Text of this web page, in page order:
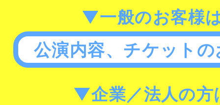
▼一般のお客様
公演内容、チケット
▼企業／法人の方